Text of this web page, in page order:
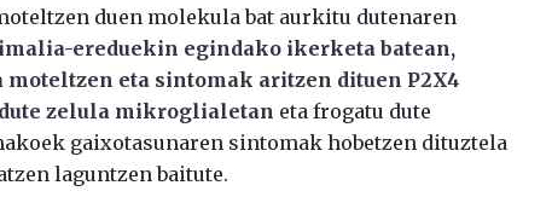
duen molekula bat aurkitu dutenaren
ereduekin egindako ikerketa batean,
eta sintomak aritzen dituen P2X4
zelula mikroglialetan eta frogatu dute
gaixotasunaren sintomak hobetzen dituztela
laguntzen baitute.